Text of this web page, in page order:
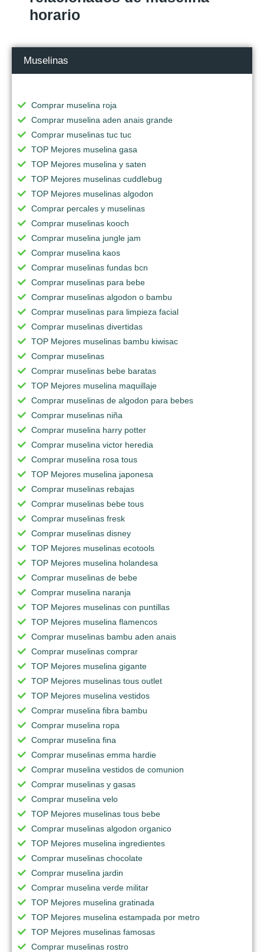
horario
Muselinas
Comprar muselina roja
Comprar muselina aden anais grande
Comprar muselinas tuc tuc
TOP Mejores muselina gasa
TOP Mejores muselina y saten
TOP Mejores muselinas cuddlebug
TOP Mejores muselinas algodon
Comprar percales y muselinas
Comprar muselinas kooch
Comprar muselina jungle jam
Comprar muselina kaos
Comprar muselinas fundas bcn
Comprar muselinas para bebe
Comprar muselinas algodon o bambu
Comprar muselinas para limpieza facial
Comprar muselinas divertidas
TOP Mejores muselinas bambu kiwisac
Comprar muselinas
Comprar muselinas bebe baratas
TOP Mejores muselina maquillaje
Comprar muselinas de algodon para bebes
Comprar muselinas niña
Comprar muselina harry potter
Comprar muselina victor heredia
Comprar muselina rosa tous
TOP Mejores muselina japonesa
Comprar muselinas rebajas
Comprar muselinas bebe tous
Comprar muselinas fresk
Comprar muselinas disney
TOP Mejores muselinas ecotools
TOP Mejores muselina holandesa
Comprar muselinas de bebe
Comprar muselina naranja
TOP Mejores muselinas con puntillas
TOP Mejores muselina flamencos
Comprar muselinas bambu aden anais
Comprar muselinas comprar
TOP Mejores muselina gigante
TOP Mejores muselinas tous outlet
TOP Mejores muselina vestidos
Comprar muselina fibra bambu
Comprar muselina ropa
Comprar muselina fina
Comprar muselinas emma hardie
Comprar muselina vestidos de comunion
Comprar muselinas y gasas
Comprar muselina velo
TOP Mejores muselinas tous bebe
Comprar muselinas algodon organico
TOP Mejores muselina ingredientes
Comprar muselinas chocolate
Comprar muselina jardin
Comprar muselina verde militar
TOP Mejores muselina gratinada
TOP Mejores muselina estampada por metro
TOP Mejores muselinas famosas
Comprar muselinas rostro